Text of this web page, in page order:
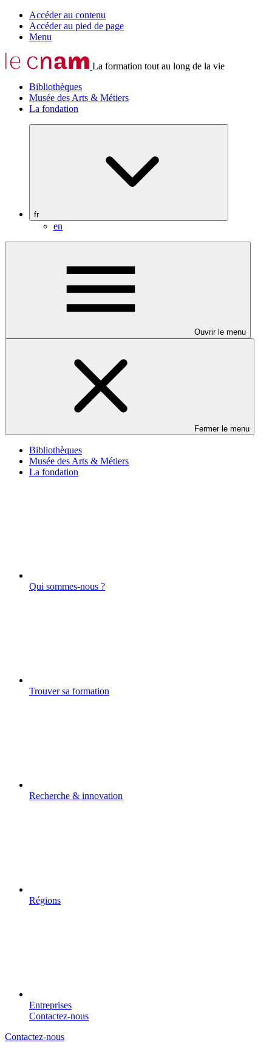
Accéder au contenu
Accéder au pied de page
Menu
La formation tout au long de la vie
Bibliothèques
Musée des Arts & Métiers
La fondation
fr
en
Ouvrir le menu
Fermer le menu
Bibliothèques
Musée des Arts & Métiers
La fondation
Qui sommes-nous ?
Trouver sa formation
Recherche & innovation
Régions
Entreprises
Contactez-nous
Contactez-nous